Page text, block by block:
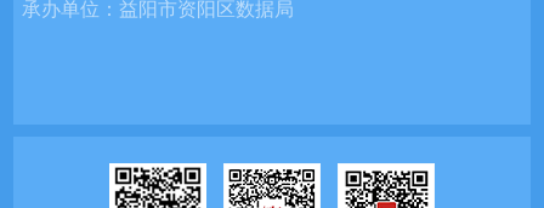
承办单位：益阳市资阳区数据局